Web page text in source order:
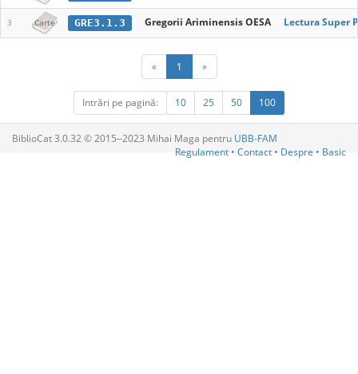
3 Carte GRE3.1.3 Gregorii Ariminensis OESA Lectura Super
« 1 »
Intrări pe pagină: 10 25 50 100
BiblioCat 3.0.32 © 2015‒2023 Mihai Maga pentru UBB-FAM
Regulament • Contact • Despre • Basic